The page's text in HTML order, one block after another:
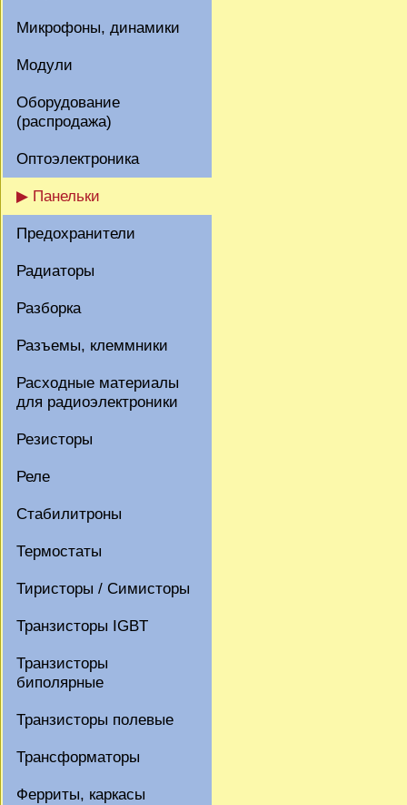
Микрофоны, динамики
Модули
Оборудование
(распродажа)
Оптоэлектроника
▶ Панельки
Предохранители
Радиаторы
Разборка
Разъемы, клеммники
Расходные материалы
для радиоэлектроники
Резисторы
Реле
Стабилитроны
Термостаты
Тиристоры / Симисторы
Транзисторы IGBT
Транзисторы
биполярные
Транзисторы полевые
Трансформаторы
Ферриты, каркасы